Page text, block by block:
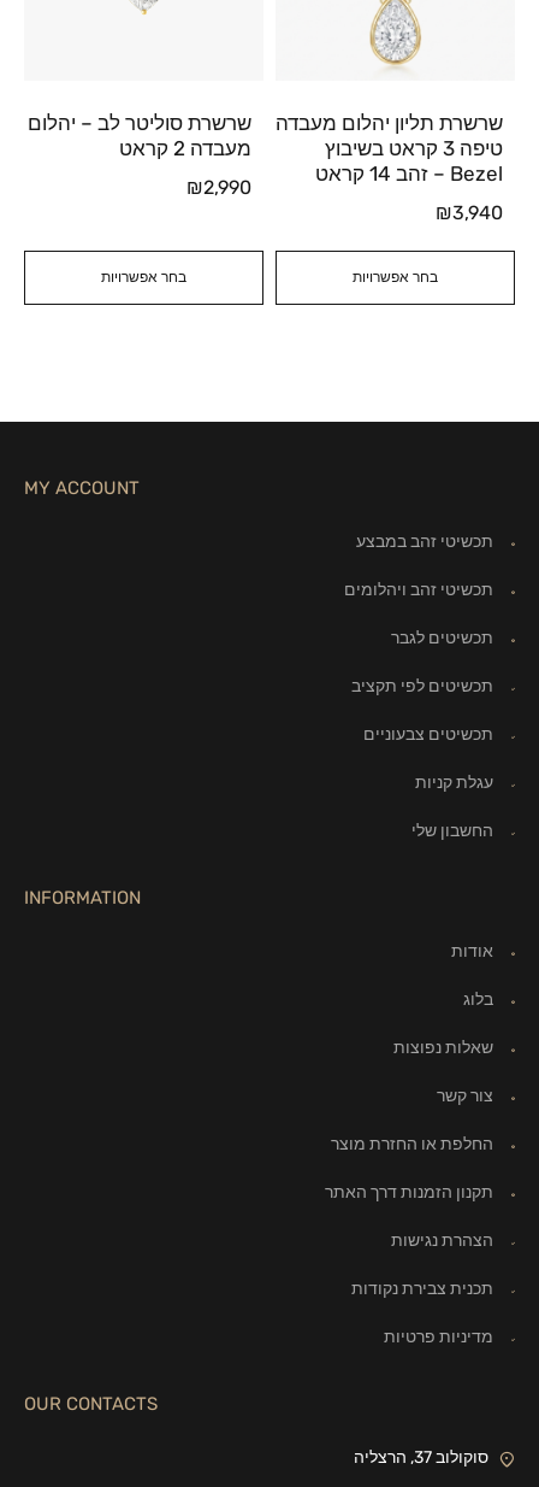
בחר אפשרויות
שרשרת תליון יהלום מעבדה
טיפה 3 קראט בשיבוץ
Bezel – זהב 14 קראט
₪3,940
בחר אפשרויות
שרשרת סוליטר לב – יהלום
מעבדה 2 קראט
₪2,990
MY ACCOUNT
תכשיטי זהב במבצע
תכשיטי זהב ויהלומים
תכשיטים לגבר
תכשיטים לפי תקציב
תכשיטים צבעוניים
עגלת קניות
החשבון שלי
INFORMATION
אודות
בלוג
שאלות נפוצות
צור קשר
החלפת או החזרת מוצר
תקנון הזמנות דרך האתר
הצהרת נגישות
תכנית צבירת נקודות
מדיניות פרטיות
OUR CONTACTS
סוקולוב 37, הרצליה